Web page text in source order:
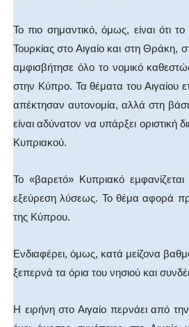
Το πιο σημαντικό, όμως, είναι ότι
Τουρκίας στο Αιγαίο και στη Θράκη,
αμφισβήτησε όλο το νομικό
στην Κύπρο. Τα θέματα του Αιγαίου
απέκτησαν αυτονομία, αλλά στη
είναι αδύνατον να υπάρξει
Κυπριακού.
Το «βαρετό» Κυπριακό
εξεύρεση λύσεως. Το θέμα αφορά
της Κύπρου.
Ενδιαφέρει, όμως, κατά μείζονα
ξεπερνά τα όρια του νησιού και
Η ειρήνη στο Αιγαίο περνάει από